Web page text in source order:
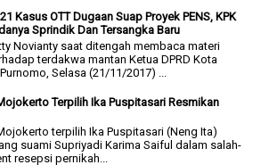
Kasus OTT Dugaan Suap Proyek PENS, KPK
Sprindik Dan Tersangka Baru
Novianty saat ditengah membaca materi
terdakwa mantan Ketua DPRD Kota
Selasa (21/11/2017) ...
Terpilih Ika Puspitasari Resmikan
terpilih Ika Puspitasari (Neng Ita)
suami Supriyadi Karima Saiful dalam salah-
resepsi pernikah...